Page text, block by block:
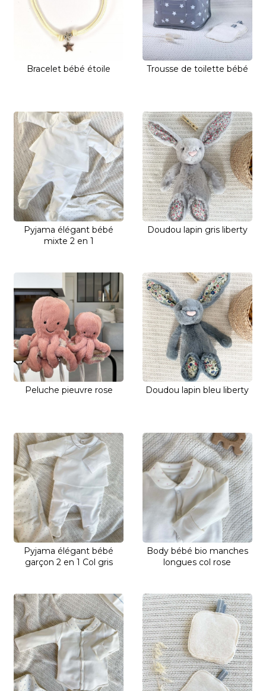
Bracelet bébé étoile Trousse de toilette bébé
Pyjama élégant bébé
mixte 2 en 1
Doudou lapin gris liberty
Peluche pieuvre rose Doudou lapin bleu liberty
Pyjama élégant bébé
garçon 2 en 1 Col gris
Body bébé bio manches
longues col rose